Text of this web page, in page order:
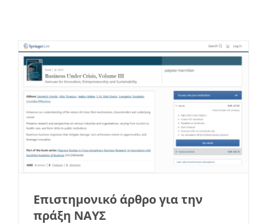
Επιστημονικό άρθρο για την
πράξη ΝΑΥΣ